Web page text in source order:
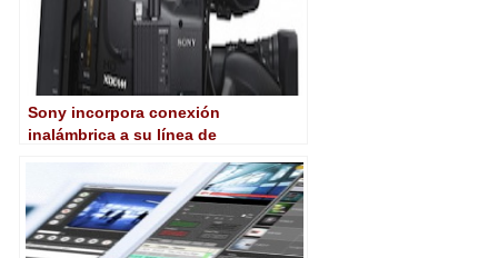
Sony incorpora conexión
inalámbrica a su línea de